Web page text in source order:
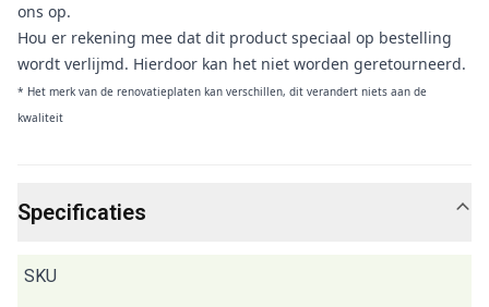
ons op.
Hou er rekening mee dat dit product speciaal op bestelling
wordt verlijmd. Hierdoor kan het niet worden geretourneerd.
* Het merk van de renovatieplaten kan verschillen, dit verandert niets aan de
kwaliteit
Specificaties
SKU